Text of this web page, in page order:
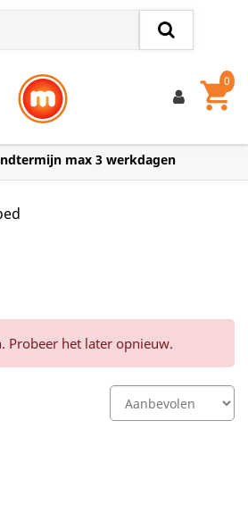
shopping_cart
0
max 3 werkdagen
Probeer het later opnieuw.